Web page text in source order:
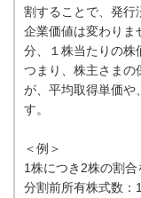
割することで、発行
企業価値は変わりま
分、１株当たりの株
つまり、株主さまの
が、平均取得単価や
す。
＜例＞
1株につき2株の割合
分割前所有株式数